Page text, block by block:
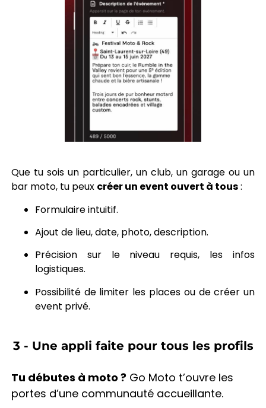
Que tu sois un particulier, un club, un garage ou un
bar moto, tu peux créer un event ouvert à tous:
Formulaire intuitif.
Ajout de lieu, date, photo, description.
Précision sur le niveau requis, les infos
logistiques.
Possibilité de limiter les places ou de créer un
event privé.
3 - Une appli faite pour tous les profils
Tu débutes à moto ?Go Moto t’ouvre les
portes d’une communauté accueillante.